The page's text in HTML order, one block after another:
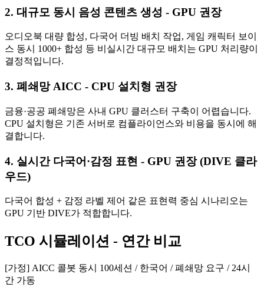
2. 대규모 동시 음성 콘텐츠 생성 - GPU 권장
오디오북 대량 합성, 다국어 더빙 배치 작업, 게임 캐릭터 보이
스 동시 1000+ 합성 등 비실시간 대규모 배치는 GPU 처리량이
결정적입니다.
3. 폐쇄망 AICC - CPU 설치형 권장
금융·공공 폐쇄망은 사내 GPU 클러스터 구축이 어렵습니다.
CPU 설치형은 기존 서버로 컴플라이언스와 비용을 동시에 해
결합니다.
4. 실시간 다국어·감정 표현 - GPU 권장 (DIVE 클라
우드)
다국어 합성 + 감정 라벨 제어 같은 표현력 중심 시나리오는
GPU 기반 DIVE가 적합합니다.
TCO 시뮬레이션 - 연간 비교
[가정] AICC 콜봇 동시 100세션 / 한국어 / 폐쇄망 요구 / 24시
간 가동